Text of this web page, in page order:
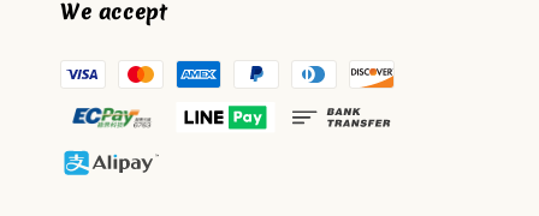
We accept